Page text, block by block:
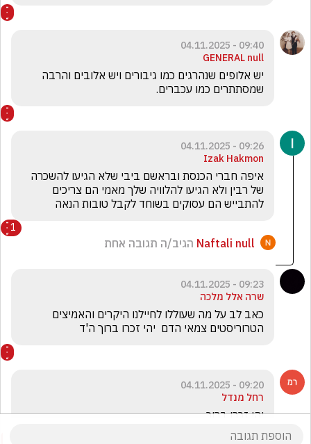
09:40 - 04.11.2025
GENERAL null
שמסתתרים כמו עכברים.
09:26 - 04.11.2025
Izak Hakmon
להתבייש הם עסוקים בשוחד לקבל טובות הנאה
1
Naftali null הגיב/ה תגובה אחת
09:23 - 04.11.2025
שרה אלל מלכה
הטרוריסטים צמאי הדם  יהי זכרו ברוך ה'ד
09:20 - 04.11.2025
רחל מנדל
יהי זכרו ברוך